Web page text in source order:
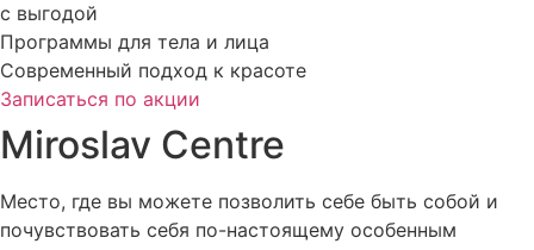
с выгодой
Программы для тела и лица
Современный подход к красоте
Записаться по акции
Miroslav Centre
Место, где вы можете позволить себе быть собой и
почувствовать себя по-настоящему особенным